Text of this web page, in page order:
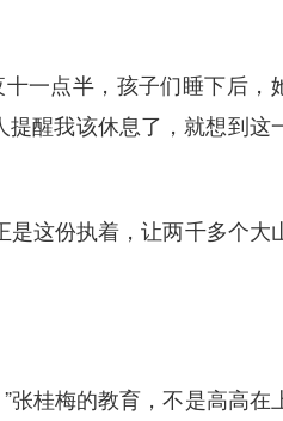
一点半，孩子们睡下后，
醒我该休息了，就想到这
是这份执着，让两千多个大
张桂梅的教育，不是高高在